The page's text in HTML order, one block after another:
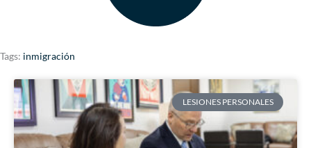
Tags: inmigración
LESIONES PERSONALES